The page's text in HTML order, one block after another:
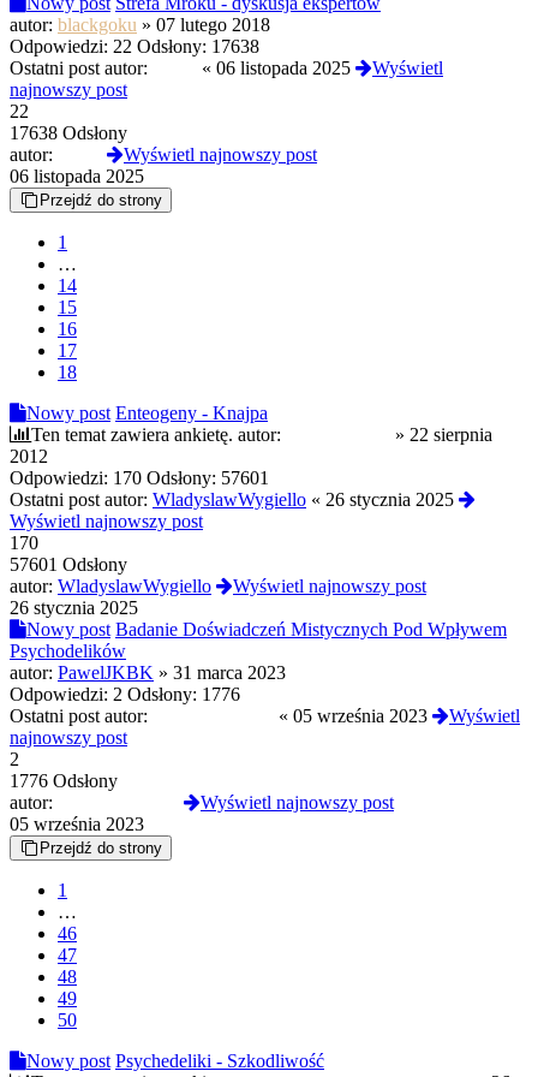
autor: blackgoku » 07 lutego 2018
Odpowiedzi: 22 Odsłony: 17638
Ostatni post autor:
« 06 listopada 2025
Wyświetl
najnowszy post
22
17638 Odsłony
autor:
Wyświetl najnowszy post
06 listopada 2025
Przejdź do strony
1
…
14
15
16
17
18
Nowy post Enteogeny - Knajpa
Ten temat zawiera ankietę. autor: » 22 sierpnia
2012
Odpowiedzi: 170 Odsłony: 57601
Ostatni post autor: WladyslawWygiello « 26 stycznia 2025
Wyświetl najnowszy post
170
57601 Odsłony
autor: WladyslawWygiello
Wyświetl najnowszy post
26 stycznia 2025
Nowy post Badanie Doświadczeń Mistycznych Pod Wpływem
Psychodelików
autor: PawelJKBK » 31 marca 2023
Odpowiedzi: 2 Odsłony: 1776
Ostatni post autor:
« 05 września 2023
Wyświetl
najnowszy post
2
1776 Odsłony
autor:
Wyświetl najnowszy post
05 września 2023
Przejdź do strony
1
…
46
47
48
49
50
Nowy post Psychedeliki - Szkodliwość